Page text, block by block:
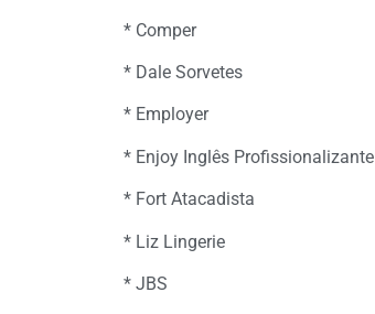
* Comper
* Dale Sorvetes
* Employer
* Enjoy Inglês Profissionalizante
* Fort Atacadista
* Liz Lingerie
* JBS